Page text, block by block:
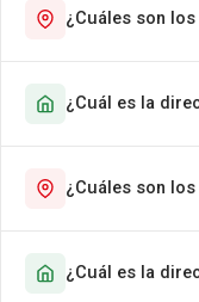
¿Cuáles son
¿Cuál es la
¿Cuáles son
¿Cuál es la